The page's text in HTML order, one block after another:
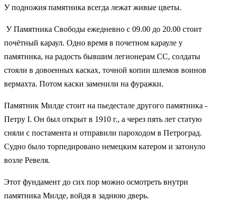
У подножия памятника всегда лежат живые цветы.
У Памятника Свободы ежедневно с 09.00 до 20.00 стоит
почётный караул. Одно время в почетном карауле у
памятника, на радость бывшим легионерам СС, солдаты
стояли в довоенных касках, точной копии шлемов воинов
вермахта. Потом каски заменили на фуражки.
Памятник Милде стоит на пьедестале другого памятника -
Петру I. Он был открыт в 1910 г., а через пять лет статую
сняли с постамента и отправили пароходом в Петроград.
Судно было торпедировано немецким катером и затонуло
возле Ревеля.
Этот фундамент до сих пор можно осмотреть внутри
памятника Милде, войдя в заднюю дверь.